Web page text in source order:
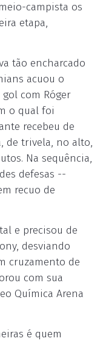
campista os
etapa,
tão encharcado
acuou o
com Róger
o qual foi
recebeu de
de trivela, no alto,
Na sequência,
defesas --
recuo de
e precisou de
desviando
cruzamento de
com sua
Química Arena
é quem